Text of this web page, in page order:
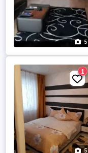
5
5
1